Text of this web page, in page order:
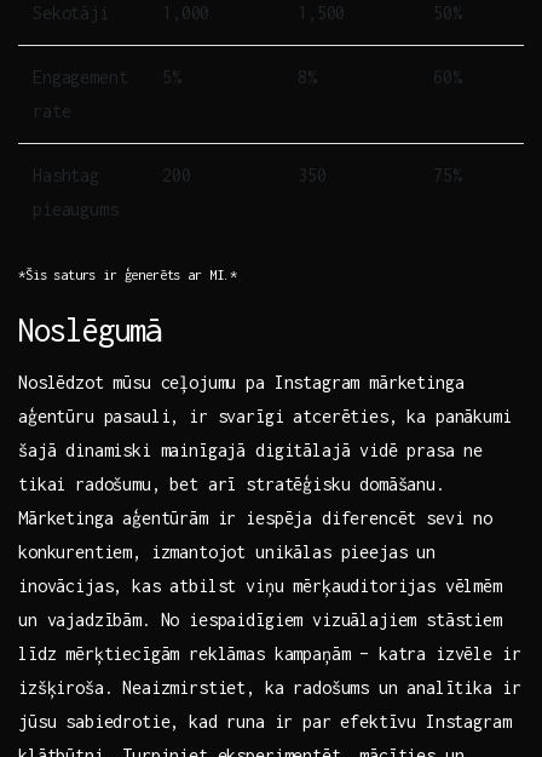
Sekotāji 1,000 1,500 50%
Engagement
rate
5% 8% 60%
Hashtag
pieaugums
200 350 75%
*Šis ‍saturs ir ģenerēts ar MI.*
Noslēgumā
Noslēdzot mūsu ceļojumu pa Instagram mārketinga
aģentūru pasauli, ir‍ svarīgi atcerēties, ka ‍panākumi
šajā dinamiski mainīgajā digitālajā vidē prasa ne
tikai ​radošumu, bet arī stratēģisku domāšanu.
Mārketinga aģentūrām ir iespēja diferencēt sevi no
konkurentiem, izmantojot unikālas pieejas un
inovācijas, kas atbilst viņu mērķauditorijas vēlmēm
un vajadzībām. No iespaidīgiem vizuālajiem stāstiem
līdz mērķtiecīgām reklāmas kampaņām – katra izvēle ir
izšķiroša. Neaizmirstiet, ka radošums⁢ un analītika ir
jūsu sabiedrotie,⁢ kad runa ir par efektīvu Instagram